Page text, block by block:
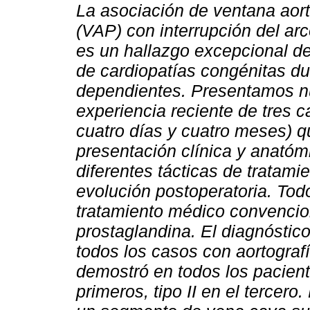
La asociación de ventana
(VAP) con interrupción del
es un hallazgo excepcional
de cardiopatías congénitas
dependientes. Presentamos
experiencia reciente de tres
cuatro días y cuatro meses)
presentación clínica y
diferentes tácticas de
evolución postoperatoria.
tratamiento médico
prostaglandina. El
todos los casos con
demostró en todos los
primeros, tipo II en el